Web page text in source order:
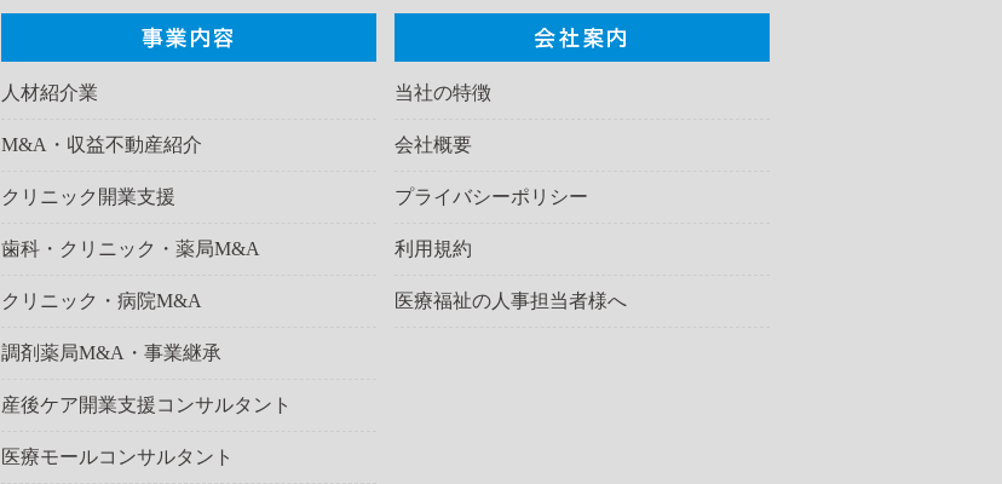
人材紹介業
M&A・収益不動産紹介
クリニック開業支援
歯科・クリニック・薬局M&A
クリニック・病院M&A
調剤薬局M&A・事業継承
産後ケア開業支援コンサルタント
医療モールコンサルタント
当社の特徴
会社概要
プライバシーポリシー
利用規約
医療福祉の人事担当者様へ